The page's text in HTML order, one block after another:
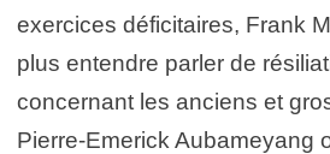
exercices déficitaires, Frank
plus entendre parler de
concernant les anciens et
Pierre-Emerick Aubameyang